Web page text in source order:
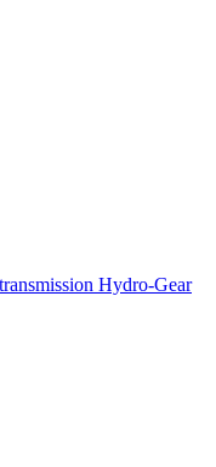
Hydro-Gear